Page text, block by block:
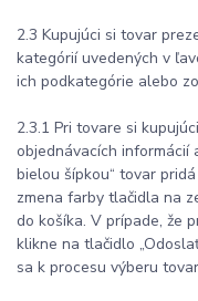
2.3 Kupujúci si tovar
kategórií uvedených v
ich podkategórie alebo
2.3.1 Pri tovare si
objednávacích informácií
bielou šípkou“ tovar
zmena farby tlačidla na
do košíka. V prípade, že
klikne na tlačidlo
sa k procesu výberu